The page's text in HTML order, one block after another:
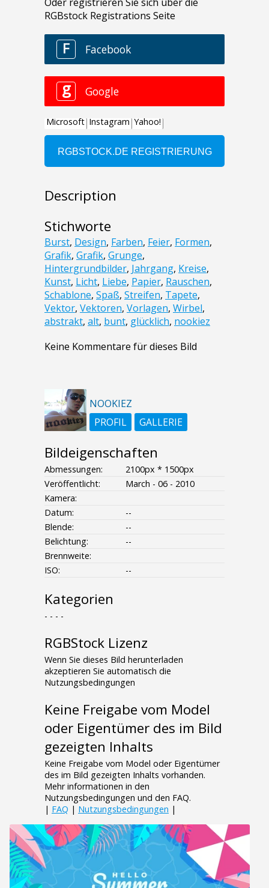
Description
Stichworte
Burst, Design, Farben, Feier, Formen,
Grafik, Grafik, Grunge,
Hintergrundbilder, Jahrgang, Kreise,
Kunst, Licht, Liebe, Papier, Rauschen,
Schablone, Spaß, Streifen, Tapete,
Vektor, Vektoren, Vorlagen, Wirbel,
abstrakt, alt, bunt, glücklich, nookiez
Keine Kommentare für dieses Bild
NOOKIEZ
PROFIL
GALLERIE
Bildeigenschaften
Abmessungen:
2100px * 1500px
Veröffentlicht:
March - 06 - 2010
Kamera:
Datum:
--
Blende:
--
Belichtung:
--
Brennweite:
ISO:
--
Kategorien
- - - -
RGBStock Lizenz
Wenn Sie dieses Bild herunterladen
akzeptieren Sie automatisch die
Nutzungsbedingungen
Keine Freigabe vom Model
oder Eigentümer des im Bild
gezeigten Inhalts
Keine Freigabe vom Model oder Eigentümer
des im Bild gezeigten Inhalts vorhanden.
Mehr informationen in den
Nutzungsbedingungen und den FAQ.
| FAQ | Nutzungsbedingungen |